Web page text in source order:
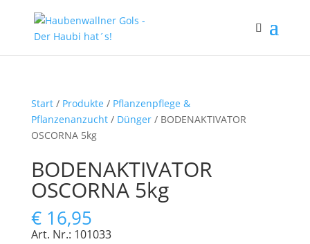
Start/ Produkte / Pflanzenpflege &
Pflanzenanzucht/ Dünger/ BODENAKTIVATOR
OSCORNA 5kg
BODENAKTIVATOR
OSCORNA 5kg
€16,95
Art. Nr.: 101033